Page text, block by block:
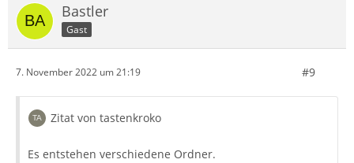
Bastler
Gast
7. November 2022 um 21:19 #9
Zitat von tastenkroko
Es entstehen verschiedene Ordner.